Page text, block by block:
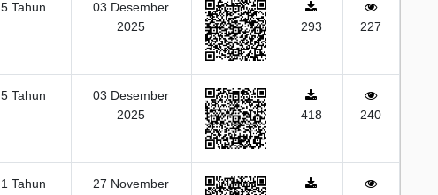
5 Tahun
03 Desember
2025
293 227
5 Tahun
03 Desember
2025
418 240
1 Tahun
27 November